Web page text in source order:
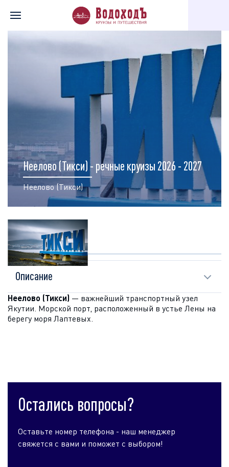
Главная Перечень всех доступных круизов
Неелово (Тикси) - речные круизы 2026 - 2027
Неелово (Тикси)
ОПИСАНИЕ
Описание
Неелово (Тикси) — важнейший транспортный узел
Якутии. Морской порт, расположенный в устье Лены на
берегу моря Лаптевых.
Остались вопросы?
Оставьте номер телефона - наш менеджер
свяжется с вами и поможет с выбором!